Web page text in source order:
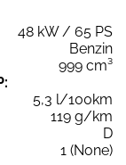
48 kW / 65 PS
Benzin
999 cm³
5,3 l/100km
119 g/km
D
1 (None)